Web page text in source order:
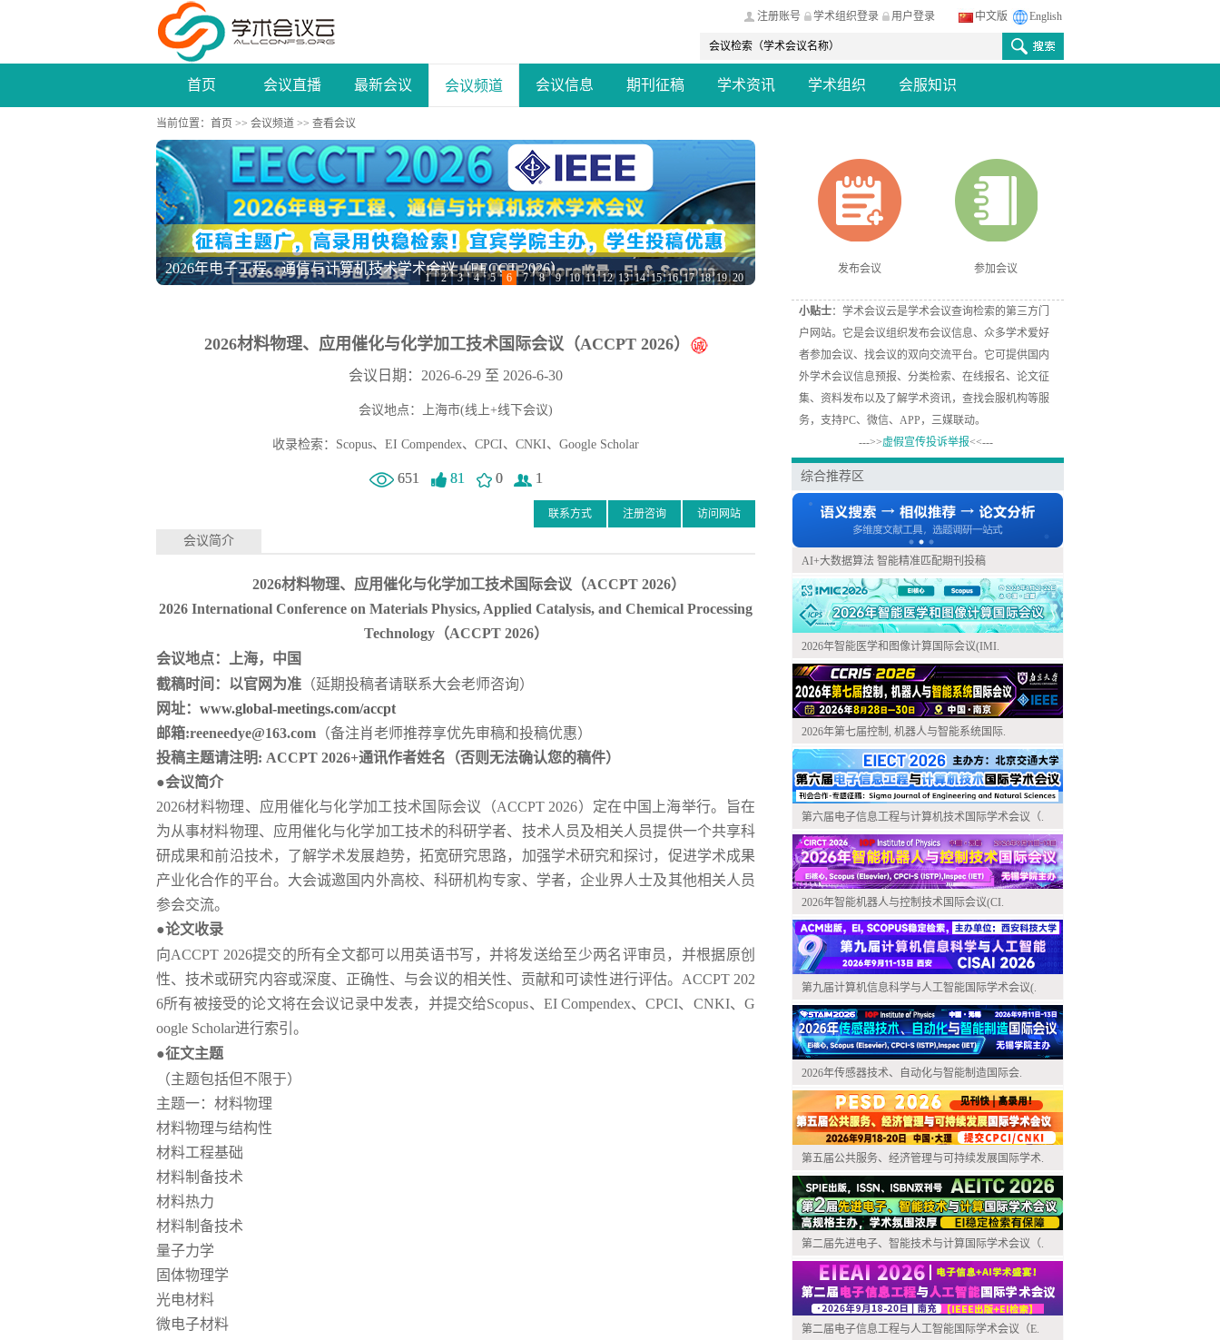
中文版 English
注册账号 学术组织登录 用户登录
首页 会议直播 最新会议 会议频道 会议信息 期刊征稿 学术资讯 学术组织 会服知识
当前位置： 首页 >> 会议频道 >> 查看会议
2026年电子工程、通信与计算机技术学术会议（EECCT 2026）
1 2 3 4 5 6 7 8 9 10 11 12 13 14 15 16 17 18 19 20
2026材料物理、应用催化与化学加工技术国际会议（ACCPT 2026）
会议日期：2026-6-29 至 2026-6-30
会议地点：上海市(线上+线下会议)
收录检索：Scopus、EI Compendex、CPCI、CNKI、Google Scholar
651 81 0 1
访问网站
注册咨询
联系方式
会议简介
2026材料物理、应用催化与化学加工技术国际会议（ACCPT 2026）
2026 International Conference on Materials Physics, Applied Catalysis, and Chemical Processing
Technology（ACCPT 2026）
会议地点：上海，中国
截稿时间： 以官网为准 （延期投稿者请联系大会老师咨询）
网址： www.global-meetings.com/accpt
邮箱:reeneedye@163.com （备注肖老师推荐享优先审稿和投稿优惠）
投稿主题请注明: ACCPT 2026+通讯作者姓名（否则无法确认您的稿件）
●会议简介
2026材料物理、应用催化与化学加工技术国际会议 （ACCPT 2026）定在中国上海举行。旨在
为从事材料物理、应用催化与化学加工技术的科研学者、技术人员及相关人员提供一个共享科
研成果和前沿技术，了解学术发展趋势，拓宽研究思路，加强学术研究和探讨，促进学术成果
产业化合作的平台。大会诚邀国内外高校、科研机构专家、学者，企业界人士及其他相关人员
参会交流。
●论文收录
向ACCPT 2026提交的所有全文都可以用英语书写，并将发送给至少两名评审员，并根据原创
性、技术或研究内容或深度、正确性、与会议的相关性、贡献和可读性进行评估。 ACCPT 202
6所有被接受的论文将在会议记录中发表，并提交给Scopus、 EI Compendex、CPCI、 CNKI、 G
oogle Scholar进行索引。
●征文主题
（主题包括但不限于）
主题一：材料物理
材料物理与结构性
材料工程基础
材料制备技术
材料热力
材料制备技术
量子力学
固体物理学
光电材料
微电子材料
发布会议 参加会议
小贴士：学术会议云是学术会议查询检索的第三方门
户网站。它是会议组织发布会议信息、众多学术爱好
者参加会议、找会议的双向交流平台。它可提供国内
外学术会议信息预报、分类检索、在线报名、论文征
集、资料发布以及了解学术资讯，查找会服机构等服
务，支持PC、微信、APP，三媒联动。
--->>虚假宣传投诉举报<<---
综合推荐区
AI+大数据算法 智能精准匹配期刊投稿
2026年智能医学和图像计算国际会议(IMI.
2026年第七届控制, 机器人与智能系统国际.
第六届电子信息工程与计算机技术国际学术会议（.
2026年智能机器人与控制技术国际会议(CI.
第九届计算机信息科学与人工智能国际学术会议(.
2026年传感器技术、自动化与智能制造国际会.
第五届公共服务、经济管理与可持续发展国际学术.
第二届先进电子、智能技术与计算国际学术会议（.
第二届电子信息工程与人工智能国际学术会议（E.